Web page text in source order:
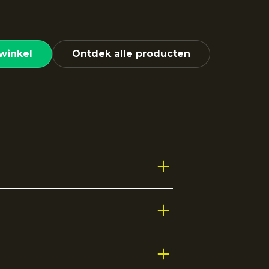
Ontdek alle producten
De fijne plooien zorgen voor een